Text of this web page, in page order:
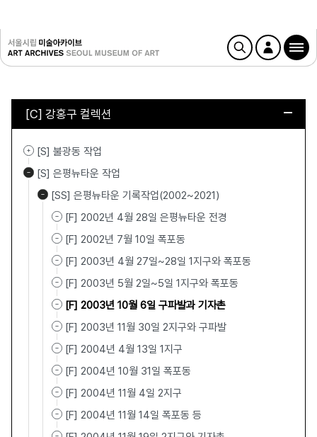
[C] 강홍구 컬렉션
[S] 불광동 작업
[S] 은평뉴타운 작업
[SS] 은평뉴타운 기록작업(2002~2021)
[F] 2002년 4월 28일 은평뉴타운 전경
[F] 2002년 7월 10일 폭포동
[F] 2003년 4월 27일~28일 1지구와 폭포동
[F] 2003년 5월 2일~5일 1지구와 폭포동
[F] 2003년 10월 6일 구파발과 기자촌
[F] 2003년 11월 30일 2지구와 구파발
[F] 2004년 4월 13일 1지구
[F] 2004년 10월 31일 폭포동
[F] 2004년 11월 4일 2지구
[F] 2004년 11월 14일 폭포동 등